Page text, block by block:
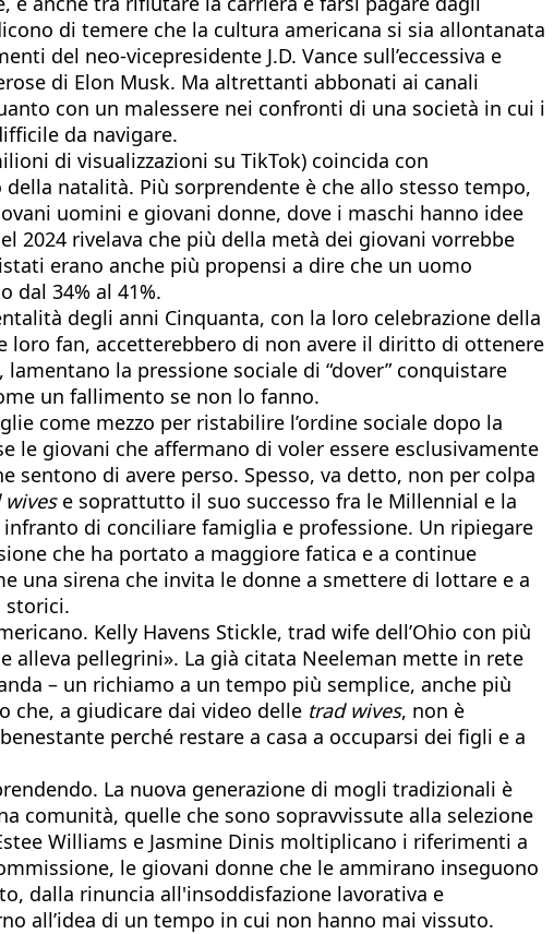
di temere che la cultura americana si sia allontanata
del neo-vicepresidente J.D. Vance sull’eccessiva e
di Elon Musk. Ma altrettanti abbonati ai canali
con un malessere nei confronti di una società in cui i
da navigare.
di visualizzazioni su TikTok) coincida con
natalità. Più sorprendente è che allo stesso tempo,
uomini e giovani donne, dove i maschi hanno idee
2024 rivelava che più della metà dei giovani vorrebbe
erano anche più propensi a dire che un uomo
dal 34% al 41%.
degli anni Cinquanta, con la loro celebrazione della
loro fan, accetterebbero di non avere il diritto di ottenere
la pressione sociale di “dover” conquistare
un fallimento se non lo fanno.
come mezzo per ristabilire l’ordine sociale dopo la
le giovani che affermano di voler essere esclusivamente
sentono di avere perso. Spesso, va detto, non per colpa
wivese soprattutto il suo successo fra le Millennial e la
di conciliare famiglia e professione. Un ripiegare
che ha portato a maggiore fatica e a continue
una sirena che invita le donne a smettere di lottare e a
storici.
Kelly Havens Stickle, trad wife dell’Ohio con più
alleva pellegrini». La già citata Neeleman mette in rete
– un richiamo a un tempo più semplice, anche più
che, a giudicare dai video delle trad wives, non è
perché restare a casa a occuparsi dei figli e a
La nuova generazione di mogli tradizionali è
comunità, quelle che sono sopravvissute alla selezione
Williams e Jasmine Dinis moltiplicano i riferimenti a
le giovani donne che le ammirano inseguono
dalla rinuncia all'insoddisfazione lavorativa e
all’idea di un tempo in cui non hanno mai vissuto.